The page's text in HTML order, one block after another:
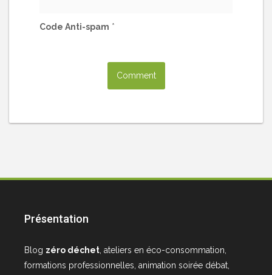
Code Anti-spam *
Présentation
Blog zéro déchet, ateliers en éco-consommation,
formations professionnelles, animation soirée débat,